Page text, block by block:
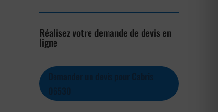
Réalisez votre demande de devis en
ligne